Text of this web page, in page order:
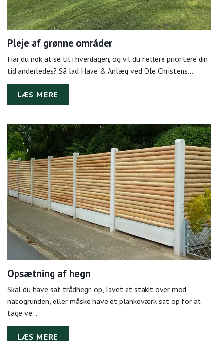
Pleje af grønne områder
Har du nok at se til i hverdagen, og vil du hellere prioritere din
tid anderledes? Så lad Have & Anlæg ved Ole Christens…
LÆS MERE
Opsætning af hegn
Skal du have sat trådhegn op, lavet et stakit over mod
nabogrunden, eller måske have et plankeværk sat op for at
tage ve…
LÆS MERE